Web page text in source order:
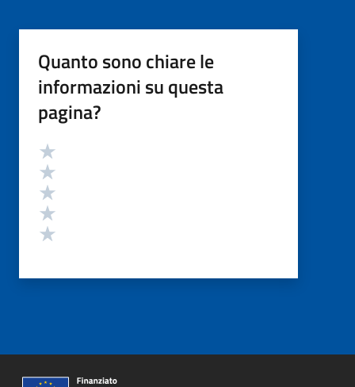
Quanto sono chiare le
informazioni su questa
pagina?
Valutazione